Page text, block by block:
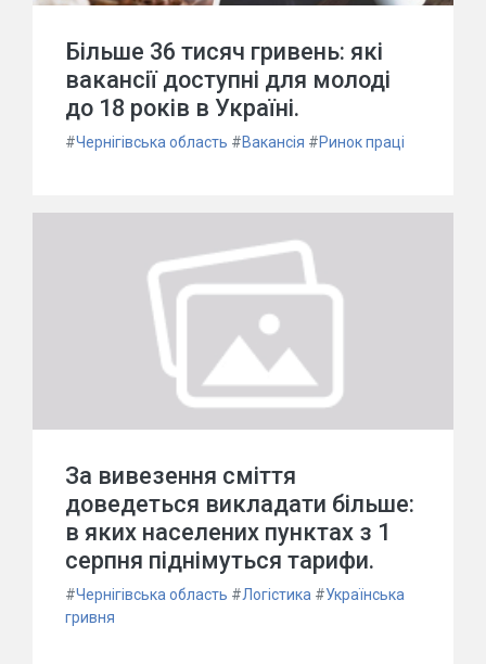
Більше 36 тисяч гривень: які
вакансії доступні для молоді
до 18 років в Україні.
#Чернігівська область #Вакансія #Ринок праці
За вивезення сміття
доведеться викладати більше:
в яких населених пунктах з 1
серпня піднімуться тарифи.
#Чернігівська область #Логістика #Українська
гривня